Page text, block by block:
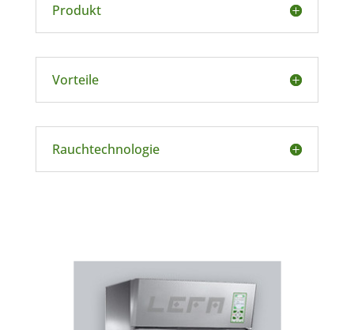
Produkt
Vorteile
Rauchtechnologie